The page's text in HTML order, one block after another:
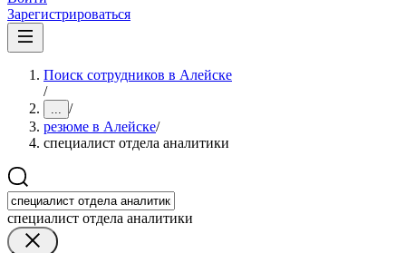
Зарегистрироваться
Поиск сотрудников в Алейске
/
... /
резюме в Алейске/
специалист отдела аналитики
специалист отдела аналитики